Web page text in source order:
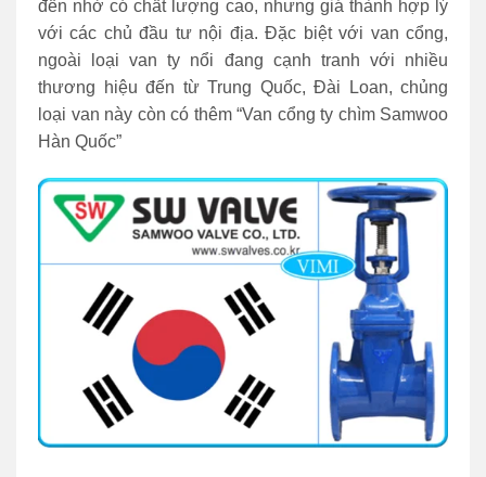
đến nhờ có chất lượng cao, nhưng giá thành hợp lý
với các chủ đầu tư nội địa. Đặc biệt với van cổng,
ngoài loại van ty nổi đang cạnh tranh với nhiều
thương hiệu đến từ Trung Quốc, Đài Loan, chủng
loại van này còn có thêm “Van cổng ty chìm Samwoo
Hàn Quốc”